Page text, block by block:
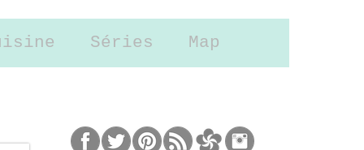
Séries Map